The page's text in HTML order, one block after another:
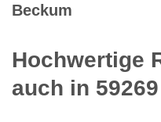
Beckum
Hochwertige
auch in